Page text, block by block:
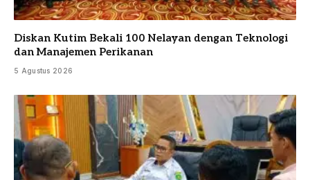
Diskan Kutim Bekali 100 Nelayan dengan Teknologi
dan Manajemen Perikanan
5 Agustus 2026